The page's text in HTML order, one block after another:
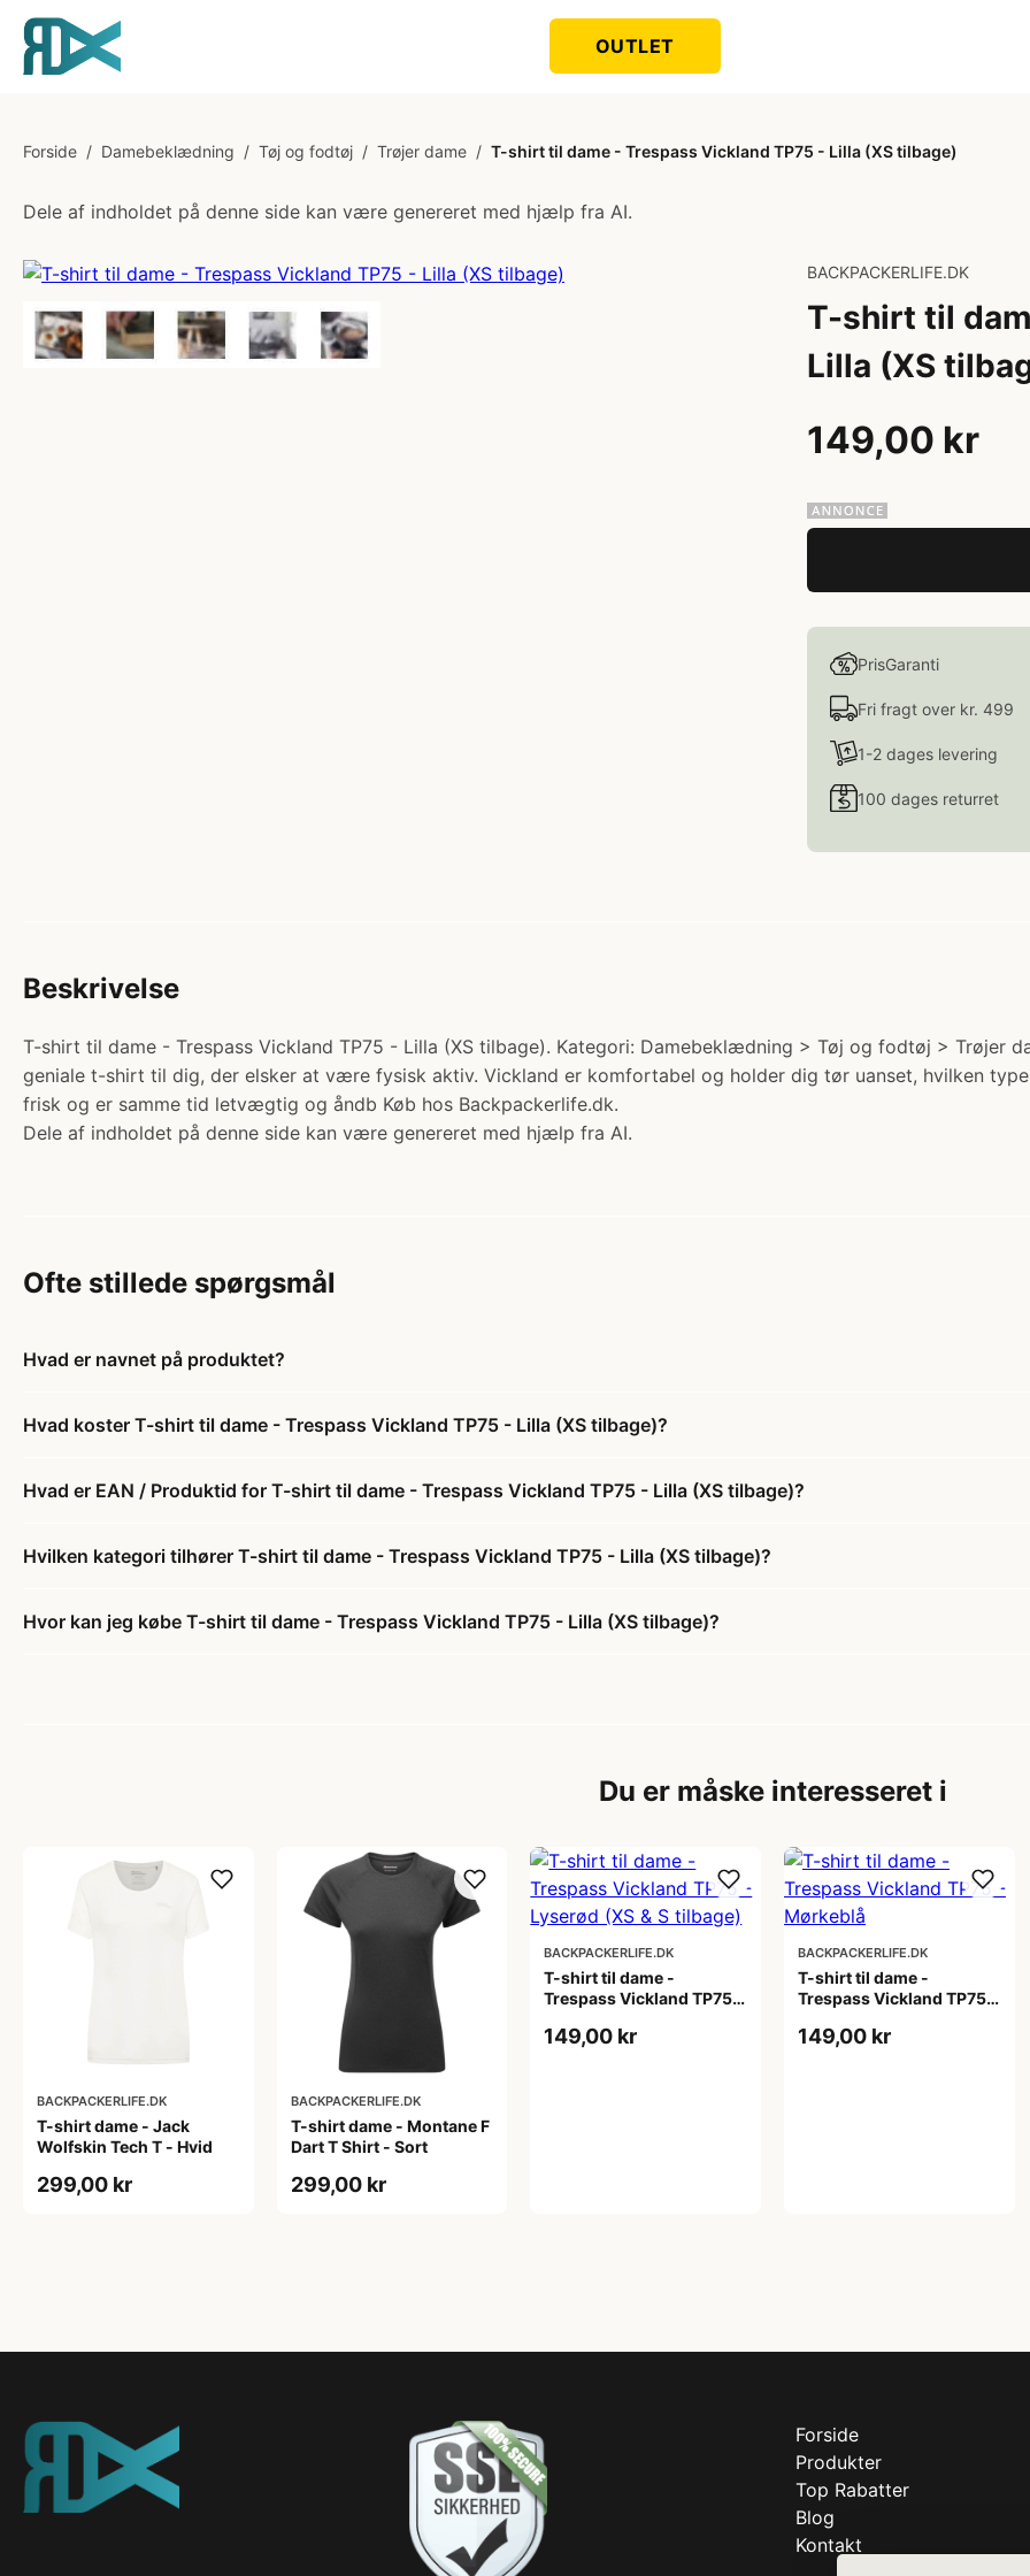
OUTLET
Forside / Damebeklædning / Tøj og fodtøj / Trøjer dame / T-shirt til dame - Trespass Vickland TP75 - Lilla (XS tilbage)
Dele af indholdet på denne side kan være genereret med hjælp fra AI.
BACKPACKERLIFE.DK
T-shirt til
Lilla (XS
149,00 kr
PrisGaranti
Fri fragt over kr. 499
1-2 dages levering
100 dages returret
Beskrivelse
T-shirt til dame - Trespass Vickland TP75 - Lilla (XS tilbage). Kategori: Damebeklædning > Tøj og fodtøj > Trøjer
geniale t-shirt til dig, der elsker at være fysisk aktiv. Vickland er komfortabel og holder dig tør uanset, hvilken
frisk og er samme tid letvægtig og åndb Køb hos Backpackerlife.dk.
Dele af indholdet på denne side kan være genereret med hjælp fra AI.
Ofte stillede spørgsmål
Hvad er navnet på produktet?
Hvad koster T-shirt til dame - Trespass Vickland TP75 - Lilla (XS tilbage)?
Hvad er EAN / Produktid for T-shirt til dame - Trespass Vickland TP75 - Lilla (XS tilbage)?
Hvilken kategori tilhører T-shirt til dame - Trespass Vickland TP75 - Lilla (XS tilbage)?
Hvor kan jeg købe T-shirt til dame - Trespass Vickland TP75 - Lilla (XS tilbage)?
Du er måske interesseret i
BACKPACKERLIFE.DK
T-shirt dame - Jack
Wolfskin Tech T - Hvid
299,00 kr
BACKPACKERLIFE.DK
T-shirt dame - Montane F
Dart T Shirt - Sort
299,00 kr
BACKPACKERLIFE.DK
T-shirt til dame -
Trespass Vickland TP75 -
149,00 kr
BACKPACKERLIFE.DK
T-shirt til dame -
Trespass Vickland TP75 -
149,00 kr
Forside
Produkter
Top Rabatter
Blog
Kontakt